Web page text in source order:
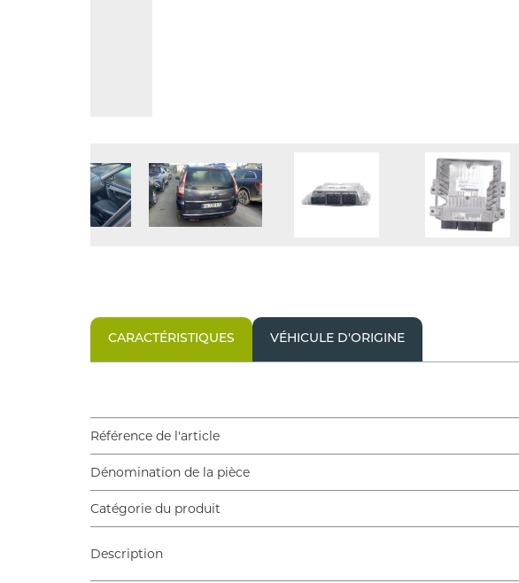
CARACTÉRISTIQUES VÉHICULE D'ORIGINE
Référence de l'article
Dénomination de la pièce
Catégorie du produit
Description